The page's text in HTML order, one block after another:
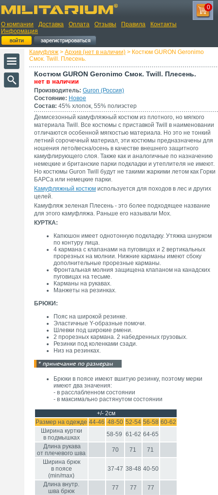
О компании Доставка Оплата Отзывы Правила
Контакты
Информация
0
Камуфляж > Архив (нет в наличии) > Костюм GURON Geronimo
Смок. Twill. Плесень.
Костюм GURON Geronimo Смок. Twill. Плесень.
нет в наличии
Производитель: Guron (Россия)
Состояние: Новое
Состав: 45% хлопок, 55% полиэстер
Демисезонный камуфляжный костюм из плотного, но мягкого
материала Twill. Все костюмы с приставкой Twill в наименовании
отличаются особенной мягкостью материала. Но это не тонкий
летний сорочечный материал, эти костюмы предназначены для
ношения лето/весна/осень в качестве внешнего защитного
камуфлирующего слоя. Также как и аналогичные по назначению
немецкие и британские парки подкладки и утеплителя не имеют.
Но костюмы Guron Twill будут не такими жаркими летом как Горки
БАРСа или немецкие парки.
Камуфляжный костюм используется для походов в лес и других
целей.
Камуфляж зеленая Плесень - это более подходящее название
для этого камуфляжа. Раньше его называли Мох.
КУРТКА:
Капюшон имеет однотонную подкладку. Утяжка шнурком
по контуру лица.
4 кармана с клапанами на пуговицах и 2 вертикальных
прорезных на молнии. Нижние карманы имеют сбоку
дополнительные прорезные карманы.
Фронтальная молния защищена клапаном на канадских
пуговицах на тесьме.
Карманы на рукавах.
Манжеты на резинках.
БРЮКИ:
Пояс на широкой резинке.
Эластичные Y-образные помочи.
Шлевки под широкие рмени.
2 прорезных кармана. 2 набедренных грузовых.
Резинки под коленками сзади.
Низ на резинках.
Брюки в поясе имеют вшитую резинку, поэтому мерки
имеют два значения:
- в расслабленном состоянии
- в максимально растянутом состоянии
+/- 2см
Размер на одежде 44-46 48-50 52-54 56-58 60-62
Ширина куртки
в подмышках
58-59 61-62 64-65
Длина рукава
от плечевого шва
70 71
71
Ширина брюк
в поясе
(min/max)
37-47 38-48 40-50
Длина внутр.
шва брюк
77 77 77